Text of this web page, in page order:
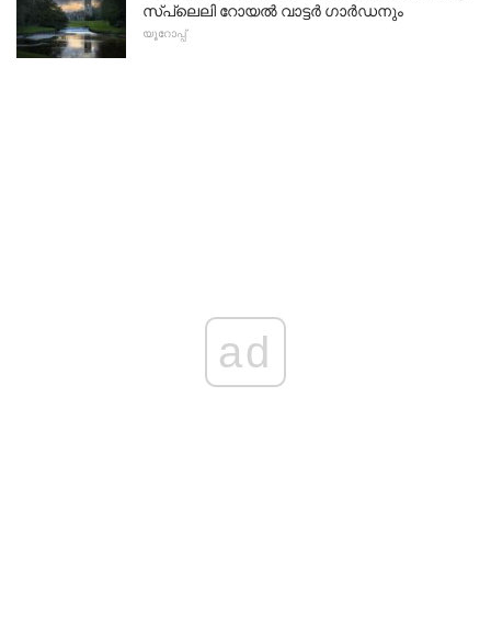
സ്പ്ലെലി റോയൽ വാട്ടർ ഗാർഡനും
യൂറോപ്പ്
ad